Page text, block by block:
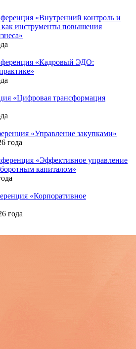
«Внутренний контроль и
как инструменты повышения
«Кадровый ЭДО:
«Цифровая трансформация
«Управление закупками»
года
«Эффективное управление
капиталом»
«Корпоративное
года